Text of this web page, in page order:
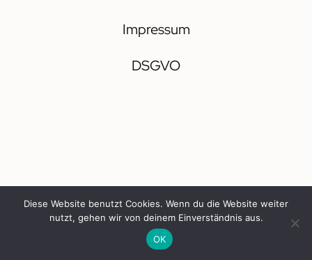
Impressum
DSGVO
Diese Website benutzt Cookies. Wenn du die Website weiter
nutzt, gehen wir von deinem Einverständnis aus.
OK